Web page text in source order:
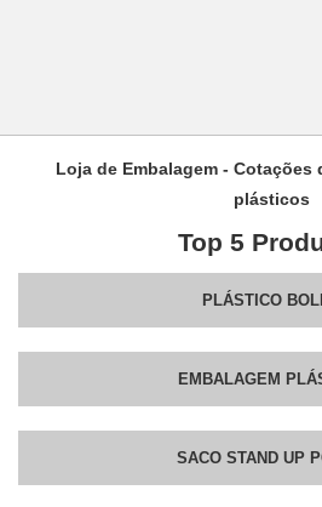
Loja de Embalagem -
plásticos
Top 5
PLÁSTICO
EMBALAGEM
SACO STAND UP